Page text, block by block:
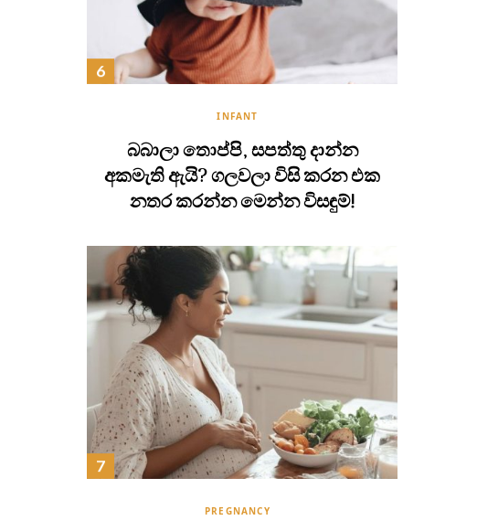
INFANT
බබාලා තොප්පි, සපත්තු දාන්න
අකමැති ඇයි? ගලවලා විසි කරන එක
නතර කරන්න මෙන්න විසඳුම්!
PREGNANCY